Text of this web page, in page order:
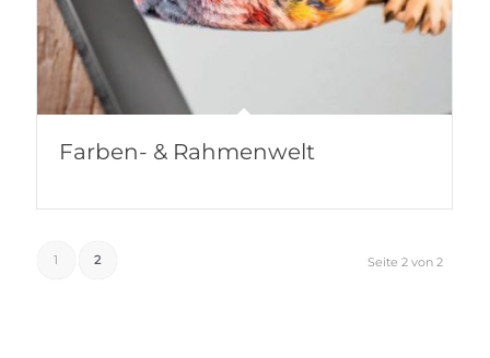
Farben- & Rahmenwelt
Seite 2 von 2
1 2